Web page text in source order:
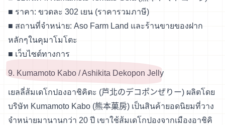
■ ราคา: ขวดละ 302 เยน (ราคารวมภาษี)
■ สถานที่จำหน่าย: Aso Farm Land และร้านขายของฝาก
หลักๆในคุมาโมโตะ
■ เว็บไซต์ทางการ
9. Kumamoto Kabo / Ashikita Dekopon Jelly
เยลลี่ส้มเดโกปองอาชิคิตะ (芦北のデコポンぜりー) ผลิตโดย
บริษัท Kumamoto Kabo (熊本菓房) เป็นสินค้ายอดนิยมที่วาง
จำหน่ายมานานกว่า 20 ปี เขาใช้ส้มเดโกปองจากเมืองอาชิคิ